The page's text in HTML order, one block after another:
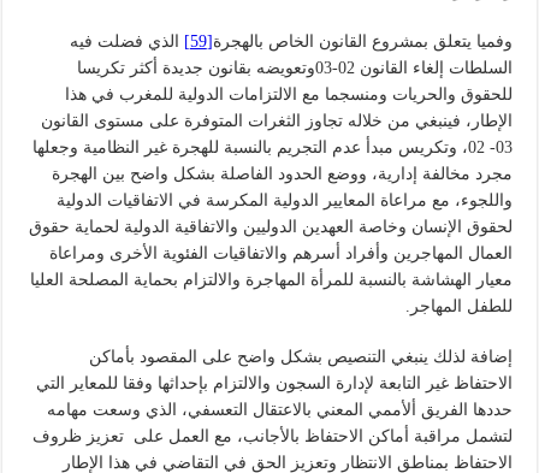
وفميا يتعلق بمشروع القانون الخاص بالهجرة[59]
الذي فضلت فيه
السلطات إلغاء القانون 02-03وتعويضه بقانون جديدة أكثر تكريسا
للحقوق والحريات ومنسجما مع الالتزامات الدولية للمغرب في هذا
الإطار، فينبغي من خلاله تجاوز الثغرات المتوفرة على مستوى القانون
03- 02، وتكريس مبدأ عدم التجريم بالنسبة للهجرة غير النظامية وجعلها
مجرد مخالفة إدارية، ووضع الحدود الفاصلة بشكل واضح بين الهجرة
واللجوء، مع مراعاة المعايير الدولية المكرسة في الاتفاقيات الدولية
لحقوق الإنسان وخاصة العهدين الدوليين والاتفاقية الدولية لحماية حقوق
العمال المهاجرين وأفراد أسرهم والاتفاقيات الفئوية الأخرى ومراعاة
معيار الهشاشة بالنسبة للمرأة المهاجرة والالتزام بحماية المصلحة العليا
للطفل المهاجر.
إضافة لذلك ينبغي التنصيص بشكل واضح على المقصود بأماكن
الاحتفاظ غير التابعة لإدارة السجون والالتزام بإحداثها وفقا للمعاير التي
حددها الفريق ألأممي المعني بالاعتقال التعسفي، الذي وسعت مهامه
لتشمل مراقبة أماكن الاحتفاظ بالأجانب، مع العمل على تعزيز ظروف
الاحتفاظ بمناطق الانتظار وتعزيز الحق في التقاضي في هذا الإطار